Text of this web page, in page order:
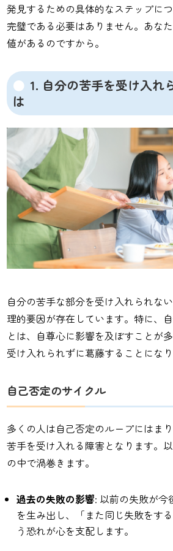
発見するための具体的なステップに
完璧である必要はありません。あな
値があるのですから。
1. 自分の苦手を受け入れ
は
自分の苦手な部分を受け入れられな
理的要因が存在しています。特に、
とは、自尊心に影響を及ぼすことが
受け入れられずに葛藤することになり
自己否定のサイクル
多くの人は自己否定のループにはま
苦手を受け入れる障害となります。
の中で渦巻きます。
過去の失敗の影響: 以前の失敗が今
を生み出し、「また同じ失敗をす
う恐れが心を支配します。